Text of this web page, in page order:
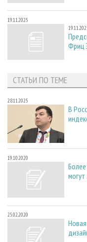
19.11.2025
Фриц
СТАТЬИ ПО ТЕМЕ
28.11.2025
В
19.10.2020
могут
25.02.2020